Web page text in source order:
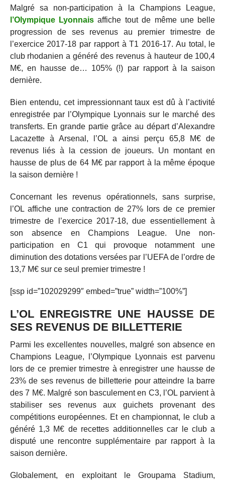
Malgré sa non-participation à la Champions League,
l’Olympique Lyonnaisaffiche tout de même une belle
progression de ses revenus au premier trimestre de
l’exercice 2017-18 par rapport à T1 2016-17. Au total, le
club rhodanien a généré des revenus à hauteur de 100,4
M€, en hausse de… 105% (!) par rapport à la saison
dernière.
Bien entendu, cet impressionnant taux est dû à l’activité
enregistrée par l’Olympique Lyonnais sur le marché des
transferts. En grande partie grâce au départ d’Alexandre
Lacazette à Arsenal, l’OL a ainsi perçu 65,8 M€ de
revenus liés à la cession de joueurs. Un montant en
hausse de plus de 64 M€ par rapport à la même époque
la saison dernière !
Concernant les revenus opérationnels, sans surprise,
l’OL affiche une contraction de 27% lors de ce premier
trimestre de l’exercice 2017-18, due essentiellement à
son absence en Champions League. Une non-
participation en C1 qui provoque notamment une
diminution des dotations versées par l’UEFA de l’ordre de
13,7 M€ sur ce seul premier trimestre !
[ssp id=”102029299″ embed=”true” width=”100%”]
L’OL ENREGISTRE UNE HAUSSE DE
SES REVENUS DE BILLETTERIE
Parmi les excellentes nouvelles, malgré son absence en
Champions League, l’Olympique Lyonnais est parvenu
lors de ce premier trimestre à enregistrer une hausse de
23% de ses revenus de billetterie pour atteindre la barre
des 7 M€. Malgré son basculement en C3, l’OL parvient à
stabiliser ses revenus aux guichets provenant des
compétitions européennes. Et en championnat, le club a
généré 1,3 M€ de recettes additionnelles car le club a
disputé une rencontre supplémentaire par rapport à la
saison dernière.
Globalement, en exploitant le Groupama Stadium,